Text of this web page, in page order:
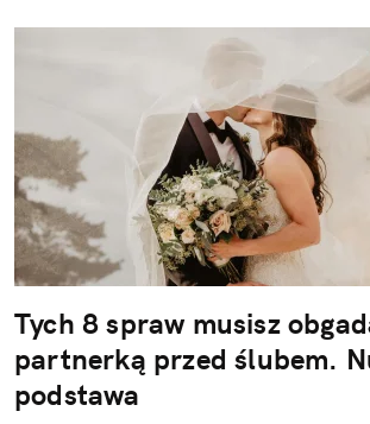
Tych 8 spraw musisz
partnerką przed ślubem.
podstawa